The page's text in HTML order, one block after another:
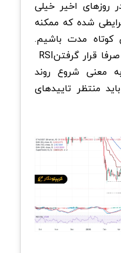
اخیر خیلی
شده که ممکنه
مدت باشیم.
قرار گرفتنRSI
معنی شروع روند
منتظر تاییدهای